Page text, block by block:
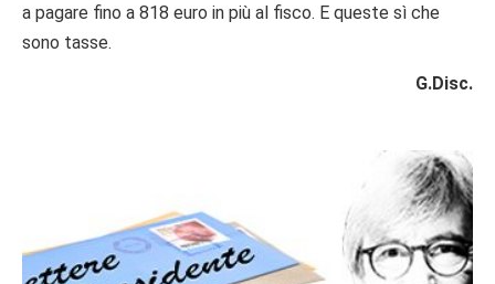
a pagare fino a 818 euro in più al fisco. E queste sì che
sono tasse.
G.Disc.